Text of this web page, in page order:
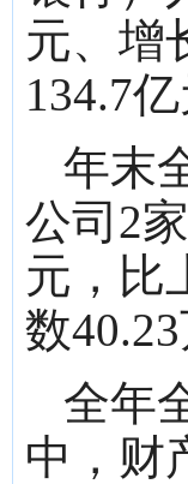
元、增
134.7
年末
公司2
元，比
数
全年
中，财